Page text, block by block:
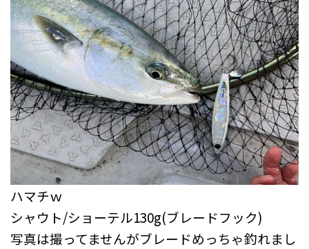
ハマチｗ
シャウト/ショーテル130g(ブレードフック)
写真は撮ってませんがブレードめっちゃ釣れまし